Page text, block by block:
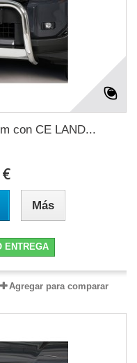
con CE LAND...
Más
ENTREGA
Agregar para comparar